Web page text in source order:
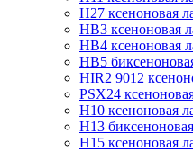
H27 ксеноновая
HB3 ксеноновая
HB4 ксеноновая
HB5
HIR2 9012
PSX24
H10 ксеноновая
H13
H15 ксеноновая